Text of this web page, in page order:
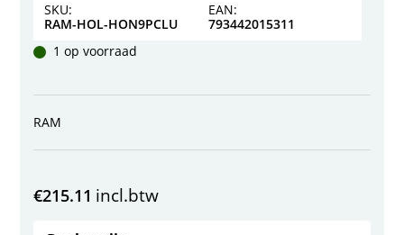
SKU:
RAM-HOL-HON9PCLU
EAN:
793442015311
1 op voorraad
RAM
€215.11 incl.btw